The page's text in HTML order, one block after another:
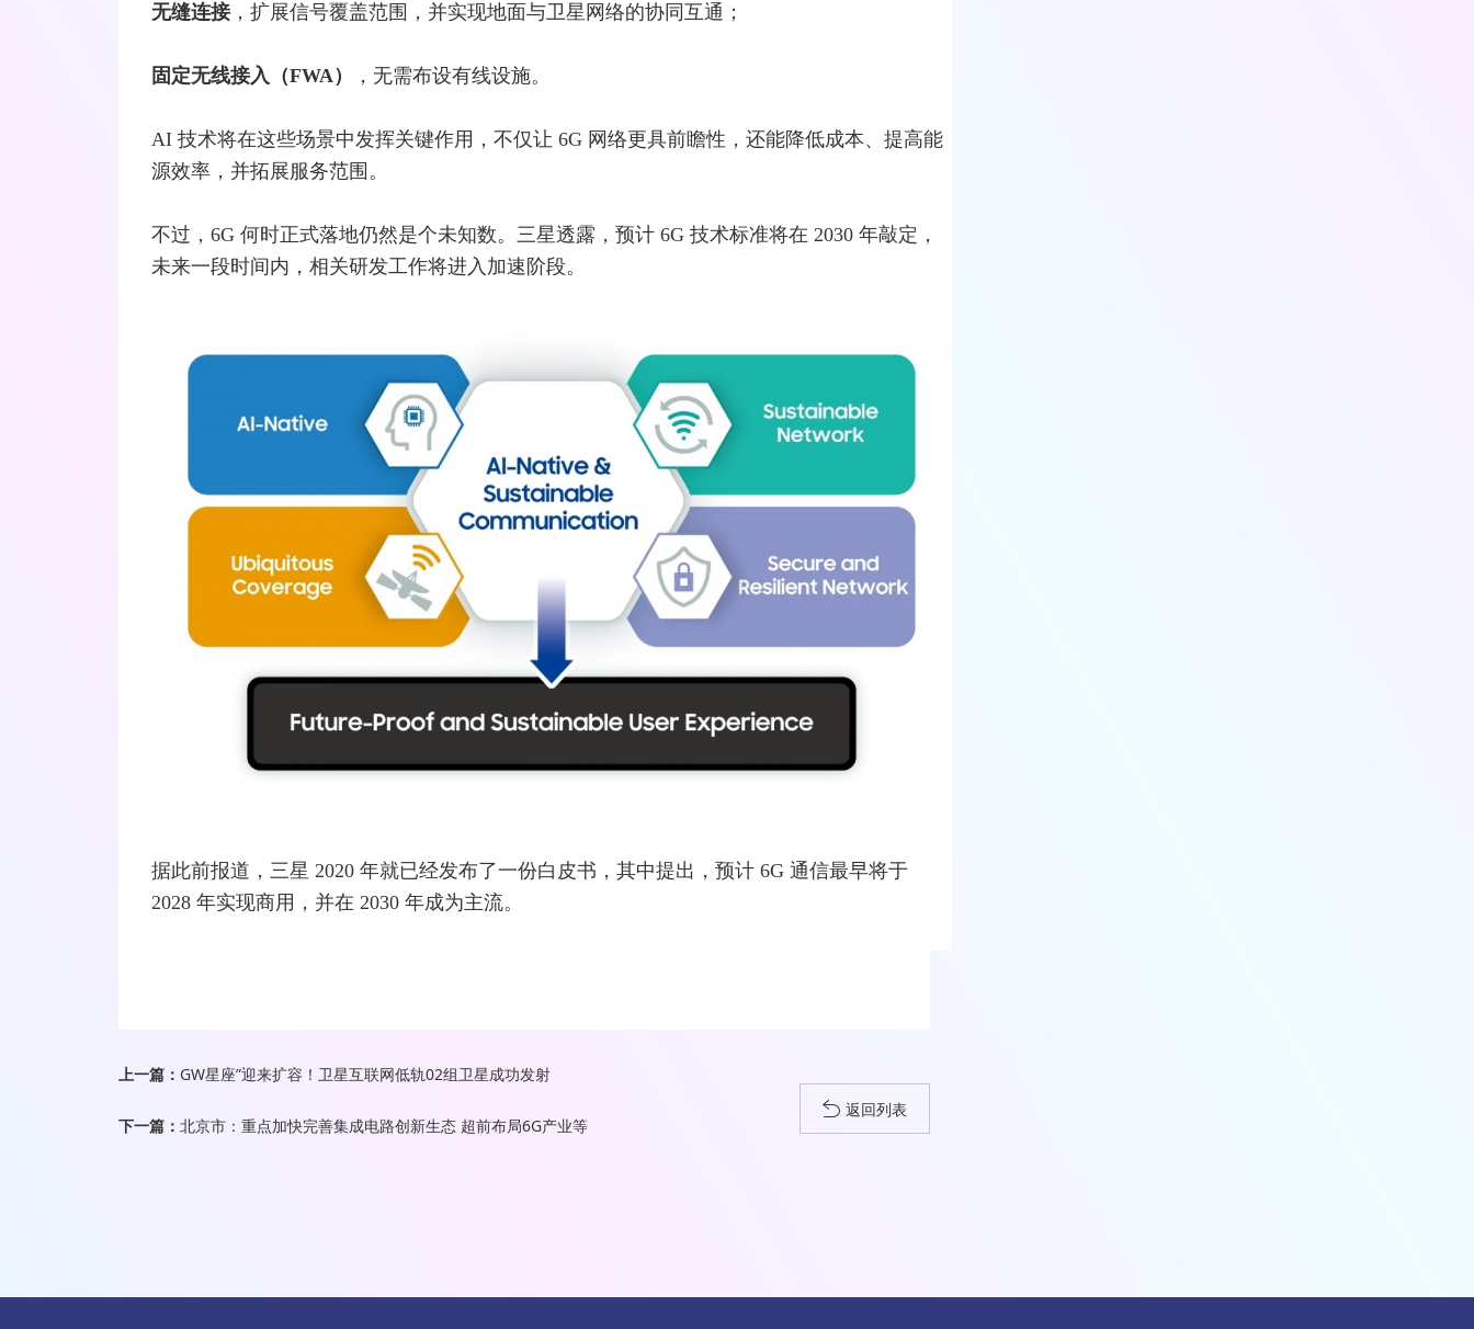
无缝连接，扩展信号覆盖范围，并实现地面与卫星网 络的协同互通；
固定无线接入 （FWA） ，无需布设有线设施。
AI 技术将在这些场景中发挥关键作用，不仅让 6G 网络更具前瞻性，还能降低成本、提高能
源效率，并拓展服务范围。
不过，6G 何时正式落地仍然是个未知数。三星透露，预计 6G 技术标准将在 2030 年敲定，
未来一段时间内，相关研发工作将进入加速阶段。
据此前报道，三星 2020 年就已经发布了一份白皮书，其中提出，预计 6G 通信最早将于
2028 年实现商用，并在 2030 年成为主流。
上一篇： GW星座”迎来扩容！卫星互联网低轨02组卫星成功发射
下一篇： 北京市：重点加快完善集成电路创新生态 超前布局6G产业等
返回列表